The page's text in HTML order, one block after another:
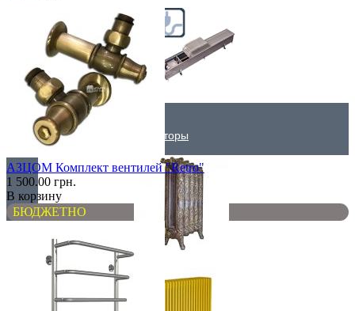
Электрические
Дизайнерские радиаторы
Retro стиль
АЗЦОМ Комплект вентилей "Retro"
1 500.00 грн.
В корзину
БЮДЖЕТНО